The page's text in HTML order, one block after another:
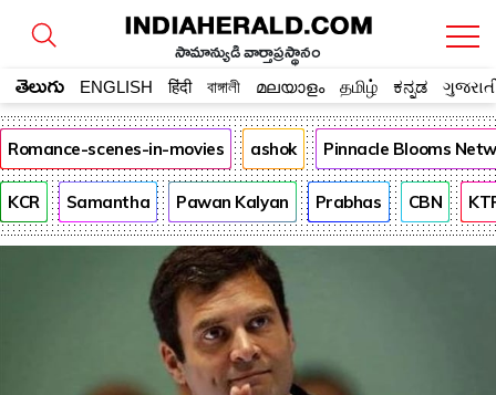
సామాన్యుడి వార్తాప్రస్థానం
తెలుగు ENGLISH हिंदी বাঙ্গালী മലയാളം தமிழ் ಕನ್ನಡ
Romance-scenes-in-movies ashok Pinnacle Blooms
KCR Samantha Pawan Kalyan Prabhas CBN